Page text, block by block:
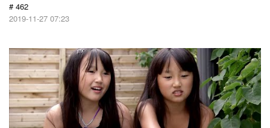
# 462
2019-11-27 07:23